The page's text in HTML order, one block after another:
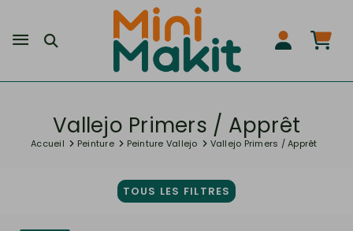
Vallejo Primers / Apprêt
Accueil Peinture Peinture Vallejo Vallejo Primers / Apprêt
TOUS LES FILTRES